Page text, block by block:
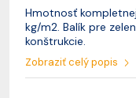
Hmotnosť
kg/m2. Balík pre
konštrukcie.
Zobraziť celý popis